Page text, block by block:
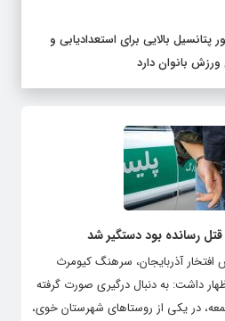
پتانسیل بالایی برای استعدادیابی و
ورزش بانوان دارد
رسانده بود دستگیر شد
افتخار آذربایجان، سرهنگ کیومرث
داشت: به دنبال درگیری صورت گرفته
در یکی از روستاهای شهرستان خوی،